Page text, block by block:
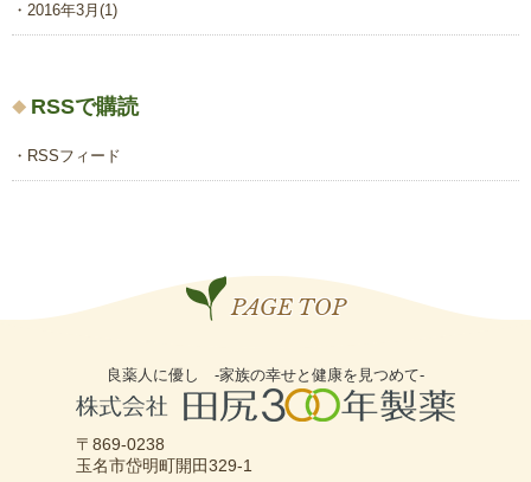
2016年3月 (1)
RSSで購読
RSSフィード
PAGE TOP
良薬人に優し -家族の幸せと健康を見つめて-
〒869-0238
玉名市岱明町開田329-1